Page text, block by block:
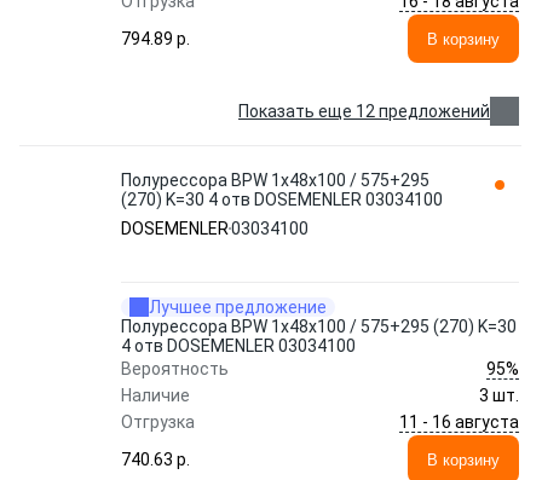
794.89 p.
В корзину
Показать еще 12 предложений
Полурессора BPW 1x48x100 / 575+295
(270) K=30 4 отв DOSEMENLER 03034100
DOSEMENLER03034100
Лучшее предложение
Полурессора BPW 1x48x100 / 575+295 (270) K=30
4 отв DOSEMENLER 03034100
Вероятность
95%
Наличие
3 шт.
Отгрузка
11 - 16 августа
740.63 p.
В корзину